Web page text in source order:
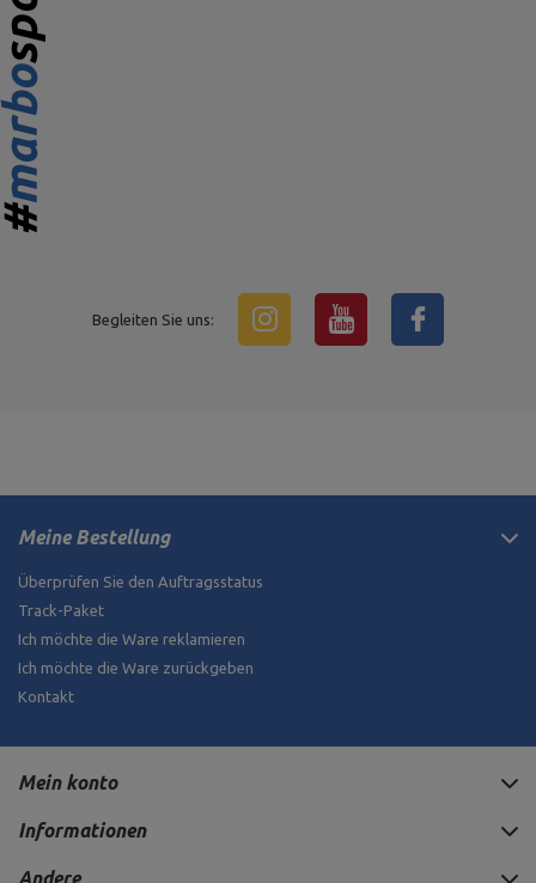
Begleiten Sie uns:
Meine Bestellung
Überprüfen Sie den Auftragsstatus
Track-Paket
Ich möchte die Ware reklamieren
Ich möchte die Ware zurückgeben
Kontakt
Mein konto
Informationen
Andere